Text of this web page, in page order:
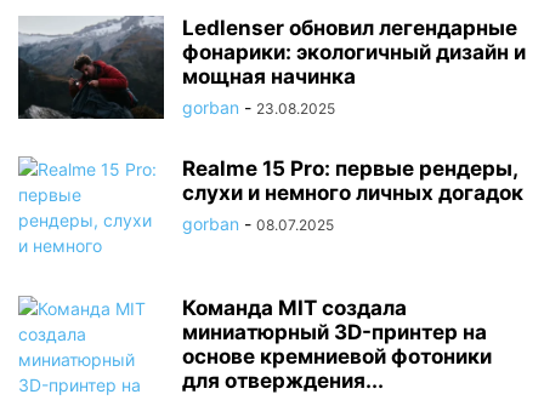
Ledlenser обновил легендарные
фонарики: экологичный дизайн и
мощная начинка
gorban - 23.08.2025
Realme 15 Pro: первые рендеры,
слухи и немного личных догадок
gorban - 08.07.2025
Команда MIT создала
миниатюрный 3D-принтер на
основе кремниевой фотоники
для отверждения...